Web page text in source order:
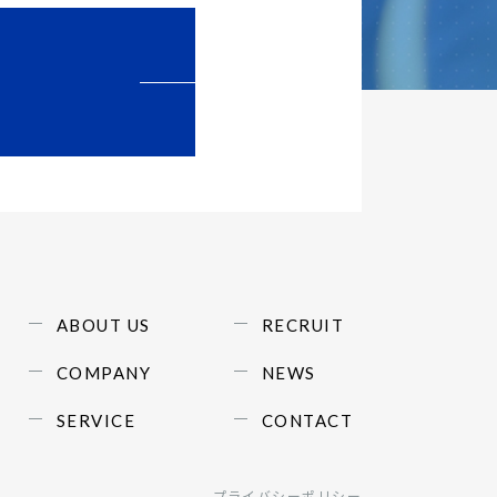
ABOUT US RECRUIT
COMPANY NEWS
SERVICE CONTACT